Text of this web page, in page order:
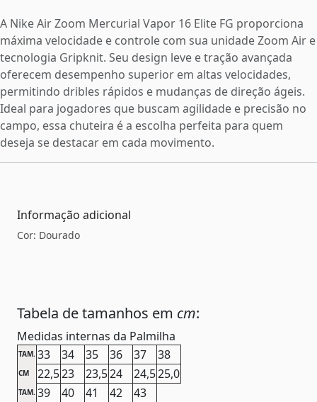
A Nike Air Zoom Mercurial Vapor 16 Elite FG proporciona
máxima velocidade e controle com sua unidade Zoom Air e
tecnologia Gripknit. Seu design leve e tração avançada
oferecem desempenho superior em altas velocidades,
permitindo dribles rápidos e mudanças de direção ágeis.
Ideal para jogadores que buscam agilidade e precisão no
campo, essa chuteira é a escolha perfeita para quem
deseja se destacar em cada movimento.
Informação adicional
Cor: Dourado
Tabela de tamanhos em cm:
Medidas internas da Palmilha
TAM. 33 34 35 36 37 38
CM 22,523 23,524 24,525,0
TAM. 39 40 41 42 43